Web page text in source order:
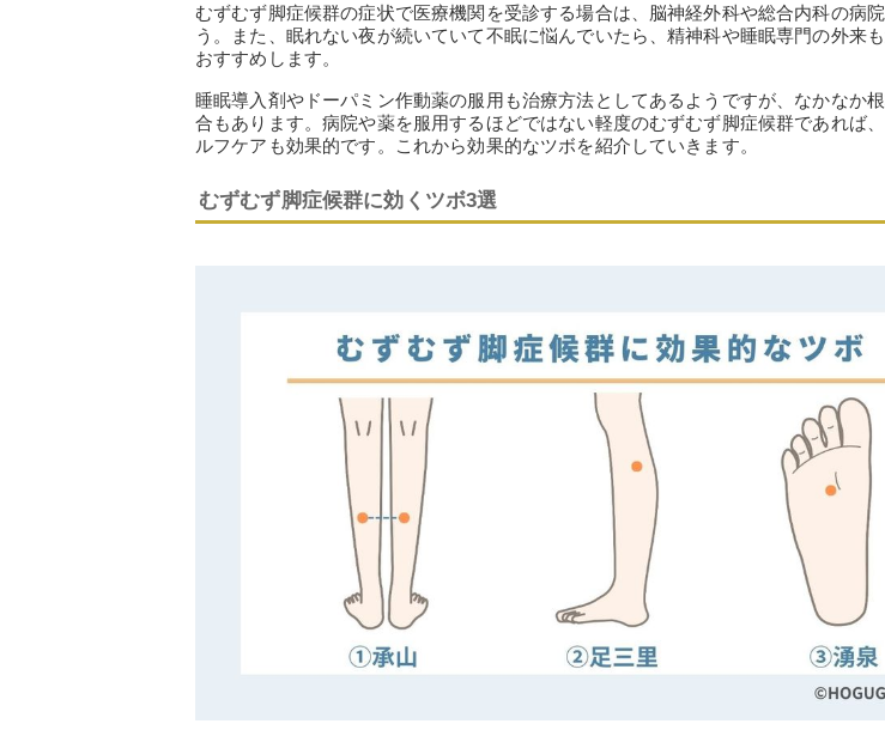
むずむず脚症候群の症状で医療機関を受診する場合は、脳神経外科や総合内科の病
う。また、眠れない夜が続いていて不眠に悩んでいたら、精神科や睡眠専門の外来
おすすめします。
睡眠導入剤やドーパミン作動薬の服用も治療方法としてあるようですが、なかなか
合もあります。病院や薬を服用するほどではない軽度のむずむず脚症候群であれば
ルフケアも効果的です。これから効果的なツボを紹介していきます。
むずむず脚症候群に効くツボ3選